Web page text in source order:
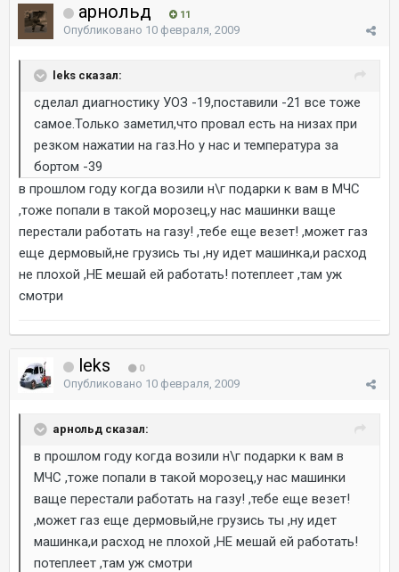
арнольд 11
Опубликовано 10 февраля, 2009
leks сказал:
сделал диагностику УОЗ -19,поставили -21 все тоже
самое.Только заметил,что провал есть на низах при
резком нажатии на газ.Но у нас и температура за
бортом -39
в прошлом году когда возили н\г подарки к вам в МЧС
,тоже попали в такой морозец,у нас машинки ваще
перестали работать на газу! ,тебе еще везет! ,может газ
еще дермовый,не грузись ты ,ну идет машинка,и расход
не плохой ,НЕ мешай ей работать! потеплеет ,там уж
смотри
leks 0
Опубликовано 10 февраля, 2009
арнольд сказал:
в прошлом году когда возили н\г подарки к вам в
МЧС ,тоже попали в такой морозец,у нас машинки
ваще перестали работать на газу! ,тебе еще везет!
,может газ еще дермовый,не грузись ты ,ну идет
машинка,и расход не плохой ,НЕ мешай ей работать!
потеплеет ,там уж смотри